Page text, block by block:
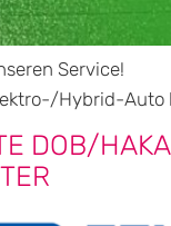
Service!
Hybrid-Auto
DOB/